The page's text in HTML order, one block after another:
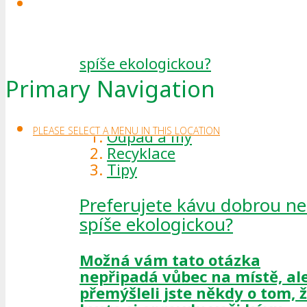
Primary Navigation
PLEASE SELECT A MENU IN THIS LOCATION
Read more
Odpad a my
Recyklace
Tipy
Preferujete kávu dobrou
spíše ekologickou?
Možná vám tato otázka
nepřipadá vůbec na místě,
přemýšleli jste někdy o tom,